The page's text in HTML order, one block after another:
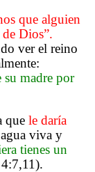
que alguien
Dios”.
ver el reino
su madre por
quele daría
viva y
tienes un